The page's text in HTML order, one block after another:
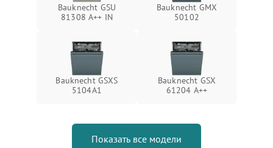
Bauknecht GSU
81308 A++ IN
Bauknecht GMX
50102
Bauknecht GSXS
5104A1
Bauknecht GSX
61204 A++
Показать все модели